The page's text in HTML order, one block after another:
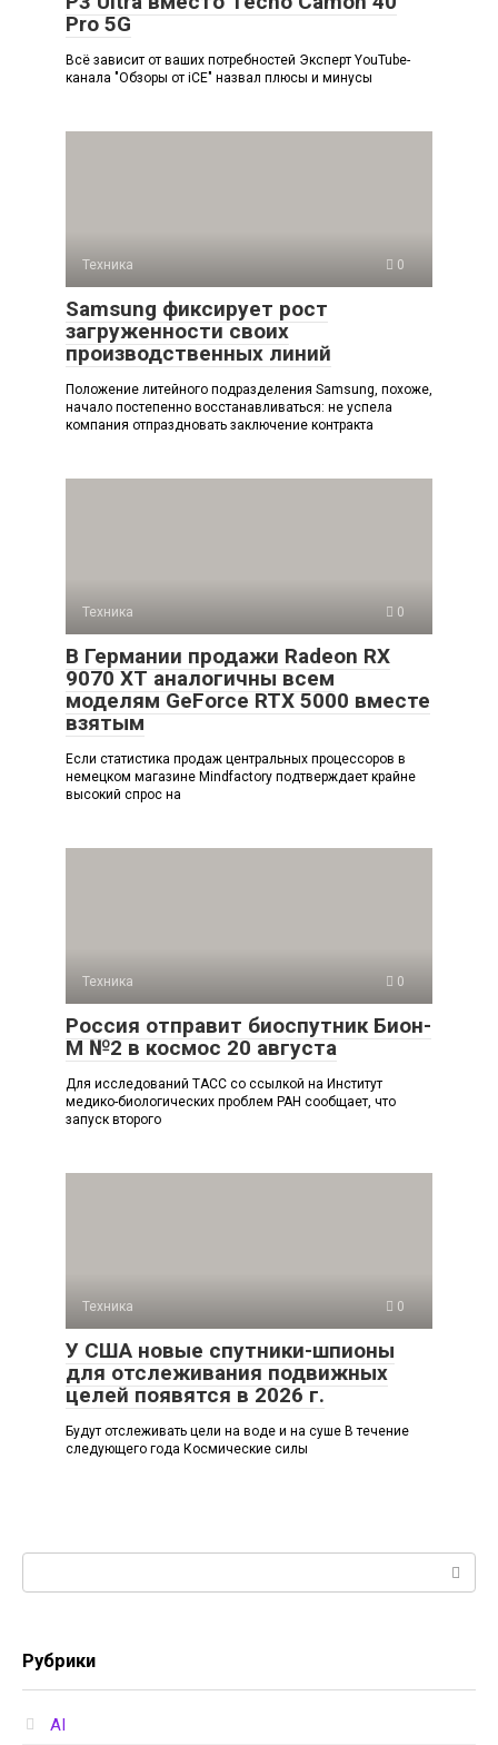
Pro 5G
Всё зависит от ваших потребностей Эксперт YouTube-
канала "Обзоры от iCE" назвал плюсы и минусы
Техника 0
Samsung фиксирует рост
загруженности своих
производственных линий
Положение литейного подразделения Samsung, похоже,
начало постепенно восстанавливаться: не успела
компания отпраздновать заключение контракта
Техника 0
В Германии продажи Radeon RX
9070 XT аналогичны всем
моделям GeForce RTX 5000 вместе
взятым
Если статистика продаж центральных процессоров в
немецком магазине Mindfactory подтверждает крайне
высокий спрос на
Техника 0
Россия отправит биоспутник Бион-
М №2 в космос 20 августа
Для исследований ТАСС со ссылкой на Институт
медико-биологических проблем РАН сообщает, что
запуск второго
Техника 0
У США новые спутники-шпионы
для отслеживания подвижных
целей появятся в 2026 г.
Будут отслеживать цели на воде и на суше В течение
следующего года Космические силы
Рубрики
AI